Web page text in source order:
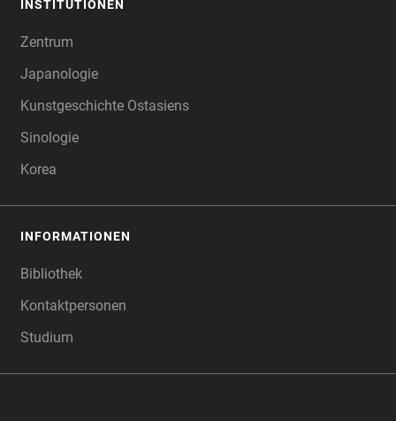
INSTITUTIONEN
Zentrum
Japanologie
Kunstgeschichte Ostasiens
Sinologie
Korea
INFORMATIONEN
Bibliothek
Kontaktpersonen
Studium